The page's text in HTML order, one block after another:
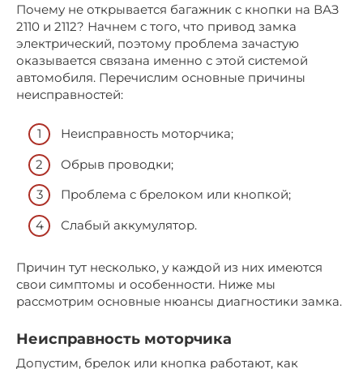
Почему не открывается багажник с кнопки на ВАЗ
2110 и 2112? Начнем с того, что привод замка
электрический, поэтому проблема зачастую
оказывается связана именно с этой системой
автомобиля. Перечислим основные причины
неисправностей:
Неисправность моторчика;
Обрыв проводки;
Проблема с брелоком или кнопкой;
Слабый аккумулятор.
Причин тут несколько, у каждой из них имеются
свои симптомы и особенности. Ниже мы
рассмотрим основные нюансы диагностики замка.
Неисправность моторчика
Допустим, брелок или кнопка работают, как